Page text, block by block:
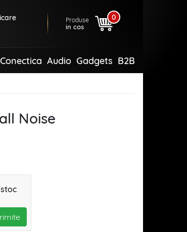
Produse
in cos
0
Conectica Audio Gadgets B2B
Noise